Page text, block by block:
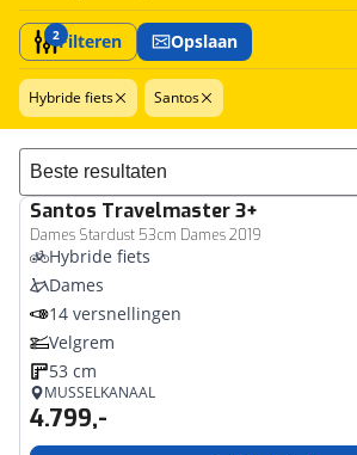
2Filteren Opslaan
Hybride fiets Santos
Sorteer resultaten
Santos Travelmaster 3+
Dames Stardust 53cm Dames 2019
Hybride fiets
Dames
14 versnellingen
Velgrem
53 cm
MUSSELKANAAL
4.799,-